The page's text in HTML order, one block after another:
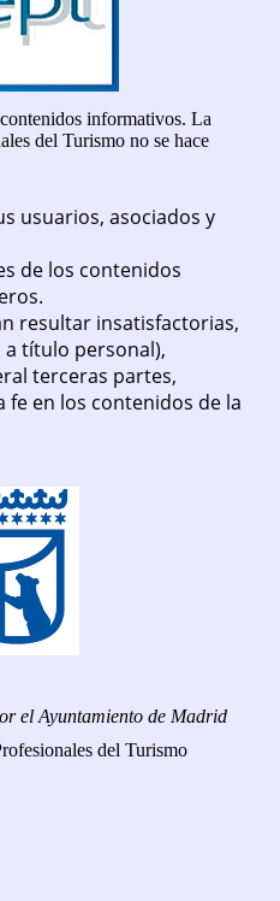
informativos. La
del Turismo no se hace
usuarios, asociados y
de los contenidos
resultar insatisfactorias,
a título personal),
terceras partes,
en los contenidos de la
el Ayuntamiento de Madrid
del Turismo